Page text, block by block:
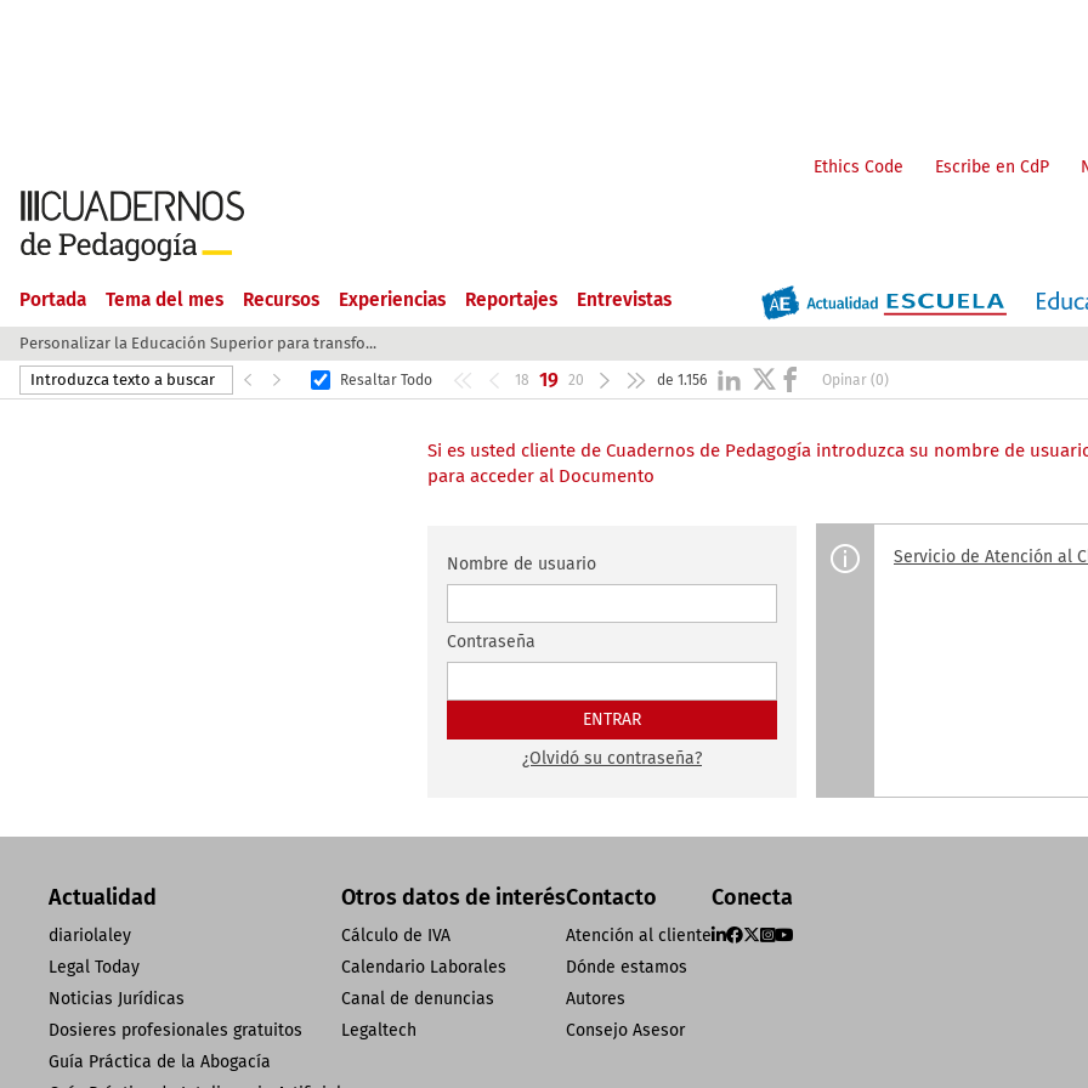
Portada Tema del mes Recursos Experiencias Reportajes Entrevistas
Ethics Code Escribe en CdP
Personalizar la Educación Superior para transfo...
Resaltar Todo 18 19 20 de 1.156 Opinar (0)
Si es usted cliente de Cuadernos de Pedagogía introduzca su nombre de
para acceder al Documento
Nombre de usuario
Contraseña
¿Olvidó su contraseña?
Servicio de Atención al
Actualidad
diariolaley
Legal Today
Noticias Jurídicas
Dosieres profesionales gratuitos
Guía Práctica de la Abogacía
Otros datos de interés
Cálculo de IVA
Calendario Laborales
Canal de denuncias
Legaltech
Contacto
Atención al cliente
Dónde estamos
Autores
Consejo Asesor
Conecta